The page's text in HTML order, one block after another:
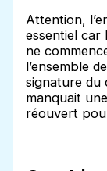
Attention,
essentiel car
ne
l’ensemble
signature du
manquait
réouvert